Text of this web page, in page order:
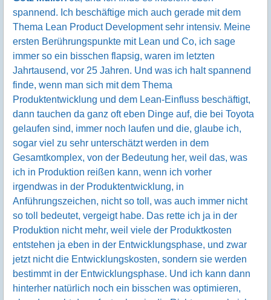
spannend. Ich beschäftige mich auch gerade mit dem
Thema Lean Product Development sehr intensiv. Meine
ersten Berührungspunkte mit Lean und Co, ich sage
immer so ein bisschen flapsig, waren im letzten
Jahrtausend, vor 25 Jahren. Und was ich halt spannend
finde, wenn man sich mit dem Thema
Produktentwicklung und dem Lean-Einfluss beschäftigt,
dann tauchen da ganz oft eben Dinge auf, die bei Toyota
gelaufen sind, immer noch laufen und die, glaube ich,
sogar viel zu sehr unterschätzt werden in dem
Gesamtkomplex, von der Bedeutung her, weil das, was
ich in Produktion reißen kann, wenn ich vorher
irgendwas in der Produktentwicklung, in
Anführungszeichen, nicht so toll, was auch immer nicht
so toll bedeutet, vergeigt habe. Das rette ich ja in der
Produktion nicht mehr, weil viele der Produktkosten
entstehen ja eben in der Entwicklungsphase, und zwar
jetzt nicht die Entwicklungskosten, sondern sie werden
bestimmt in der Entwicklungsphase. Und ich kann dann
hinterher natürlich noch ein bisschen was optimieren,